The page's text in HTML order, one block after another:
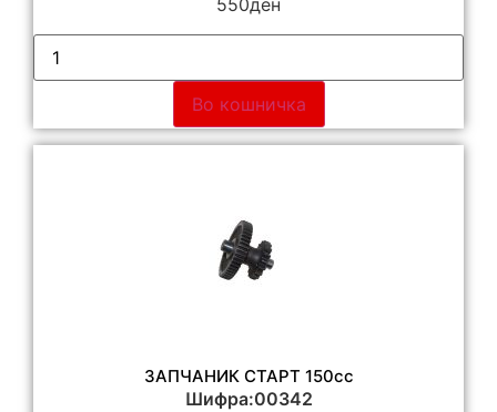
Во кошничка
ЗАПЧАНИК СТАРТ 150сс
Шифра:00342